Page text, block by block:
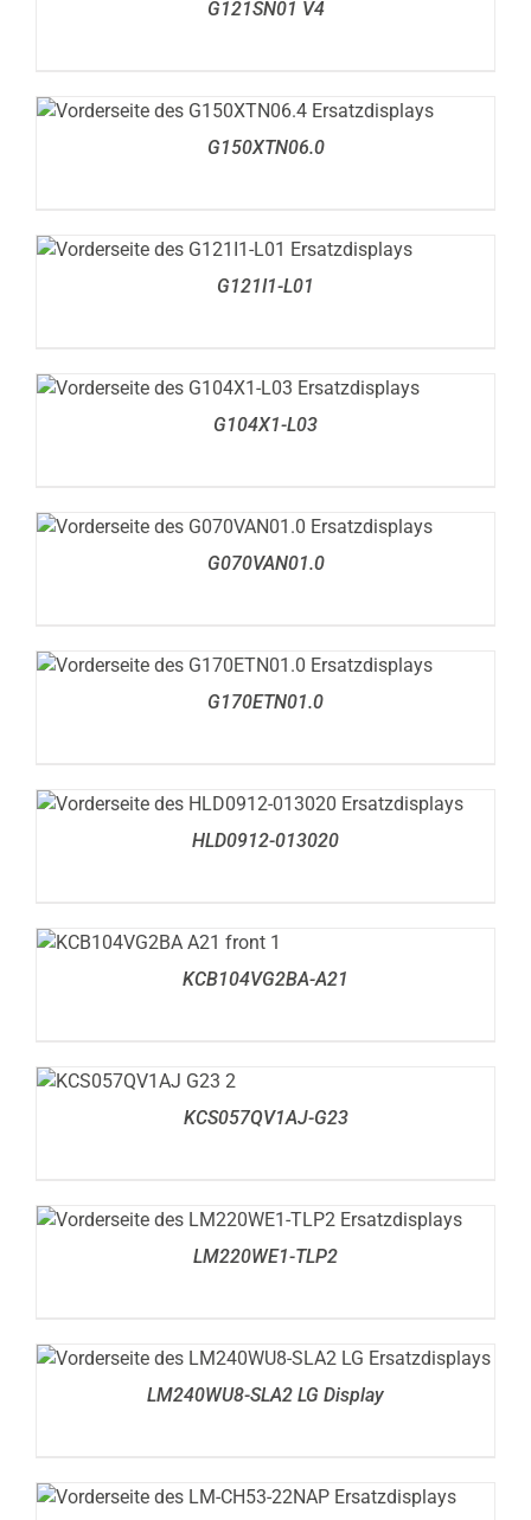
G121SN01 V4
DETAILS
G150XTN06.0
DETAILS
G121I1-L01
DETAILS
G104X1-L03
DETAILS
G070VAN01.0
DETAILS
G170ETN01.0
DETAILS
HLD0912-013020
DETAILS
KCB104VG2BA-A21
DETAILS
KCS057QV1AJ-G23
DETAILS
LM220WE1-TLP2
DETAILS
LM240WU8-SLA2 LG Display
DETAILS